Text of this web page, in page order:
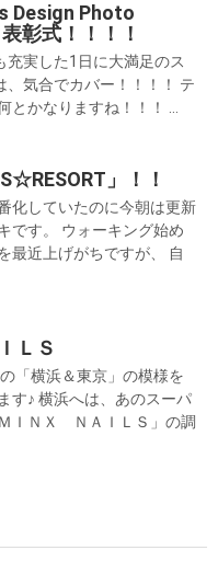
Design Photo
彰式！！！！
充実した1日に大満足のス
、気合でカバー！！！！ テ
とかなりますね！！！ ...
」！！
化していたのに今朝は更新
です。 ウォーキング始め
最近上げがちですが、 自
ＬＳ
「横浜＆東京」の模様を
す♪ 横浜へは、あのスーパ
ＩＮＸ ＮＡＩＬＳ」の調